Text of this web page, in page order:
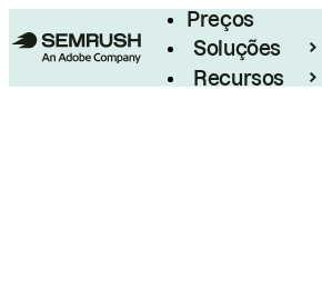
Preços
Soluções
Recursos